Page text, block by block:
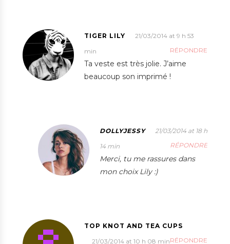
TIGER LILY
21/03/2014 at 9 h 53
min
RÉPONDRE
Ta veste est très jolie. J’aime
beaucoup son imprimé !
DOLLYJESSY
21/03/2014 at 18 h
14 min
RÉPONDRE
Merci, tu me rassures dans
mon choix Lily :)
TOP KNOT AND TEA CUPS
21/03/2014 at 10 h 08 minRÉPONDRE